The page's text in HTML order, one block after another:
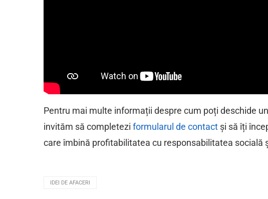
Pentru mai multe informații despre cum poți deschide
invităm să completezi formularul de contact și să îți
care îmbină profitabilitatea cu responsabilitatea socială
IDEI DE AFACERI